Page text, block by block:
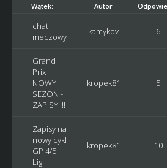
Wątek: Autor
chat
meczowy
kamykov 6
Grand
Prix
NOWY
SEZON -
ZAPISY !!!
kropek81 5
Zapisy na
nowy cykl
GP 4/5
Ligi
kropek81 10